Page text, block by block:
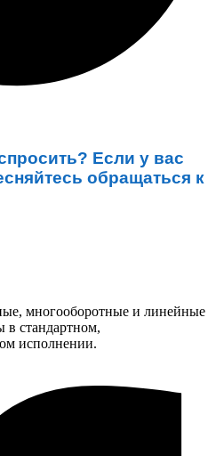
Если у вас
обращаться к
многооборотные и линейные
в стандартном,
исполнении.